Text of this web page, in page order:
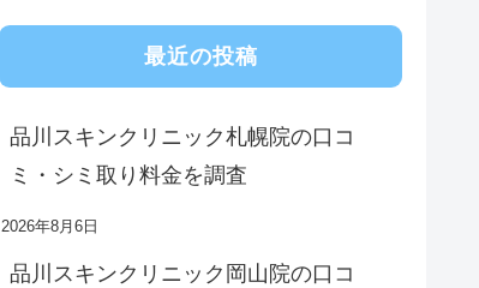
最近の投稿
品川スキンクリニック札幌院の口コ
ミ・シミ取り料金を調査
2026年8月6日
品川スキンクリニック岡山院の口コ